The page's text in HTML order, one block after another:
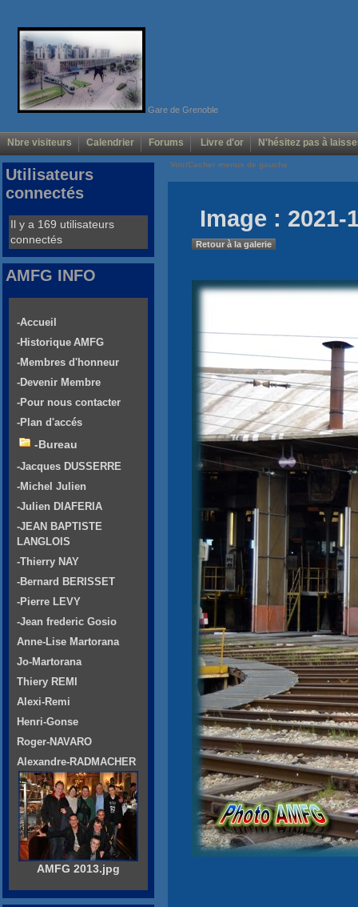
Gare de Grenoble
Nbre visiteurs Calendrier Forums Livre d'or N'hésitez pas à
Voir/Cacher menus de gauche
Image : 2021-
Retour à la galerie
Utilisateurs
connectés
Il y a 169 utilisateurs
connectés
AMFG INFO
-Accueil
-Historique AMFG
-Membres d'honneur
-Devenir Membre
-Pour nous contacter
-Plan d'accés
-Bureau
-Jacques DUSSERRE
-Michel Julien
-Julien DIAFERIA
-JEAN BAPTISTE
LANGLOIS
-Thierry NAY
-Bernard BERISSET
-Pierre LEVY
-Jean frederic Gosio
Anne-Lise Martorana
Jo-Martorana
Thiery REMI
Alexi-Remi
Henri-Gonse
Roger-NAVARO
Alexandre-RADMACHER
AMFG 2013.jpg